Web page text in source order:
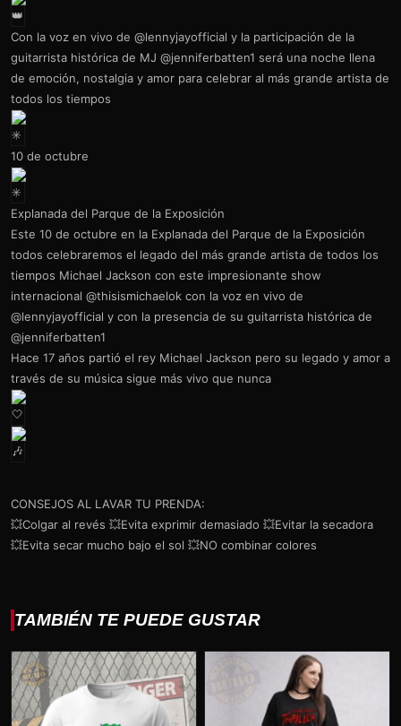
Con la voz en vivo de @lennyjayofficial y la participación de la
guitarrista histórica de MJ @jenniferbatten1 será una noche llena
de emoción, nostalgia y amor para celebrar al más grande artista de
todos los tiempos
10 de octubre
Explanada del Parque de la Exposición
Este 10 de octubre en la Explanada del Parque de la Exposición
todos celebraremos el legado del más grande artista de todos los
tiempos Michael Jackson con este impresionante show
internacional @thisismichaelok con la voz en vivo de
@lennyjayofficial y con la presencia de su guitarrista histórica de
@jenniferbatten1
Hace 17 años partió el rey Michael Jackson pero su legado y amor a
través de su música sigue más vivo que nunca
CONSEJOS AL LAVAR TU PRENDA:
💥Colgar al revés 💥Evita exprimir demasiado 💥Evitar la secadora
💥Evita secar mucho bajo el sol 💥NO combinar colores
TAMBIÉN TE PUEDE GUSTAR